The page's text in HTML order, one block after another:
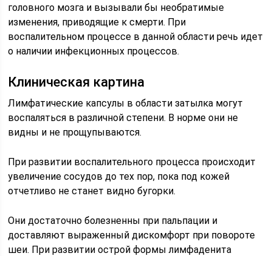
головного мозга и вызывали бы необратимые
изменения, приводящие к смерти. При
воспалительном процессе в данной области речь идет
о наличии инфекционных процессов.
Клиническая картина
Лимфатические капсулы в области затылка могут
воспаляться в различной степени. В норме они не
видны и не прощупываются.
При развитии воспалительного процесса происходит
увеличение сосудов до тех пор, пока под кожей
отчетливо не станет видно бугорки.
Они достаточно болезненны при пальпации и
доставляют выраженный дискомфорт при повороте
шеи. При развитии острой формы лимфаденита